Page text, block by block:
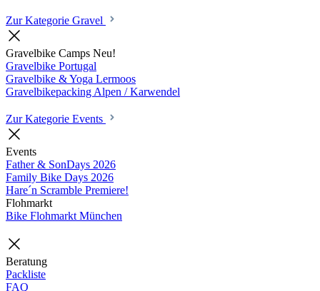
Zur Kategorie Gravel
Gravelbike Camps Neu!
Gravelbike Portugal
Gravelbike & Yoga Lermoos
Gravelbikepacking Alpen / Karwendel
Zur Kategorie Events
Events
Father & SonDays 2026
Family Bike Days 2026
Hare´n Scramble Premiere!
Flohmarkt
Bike Flohmarkt München
Beratung
Packliste
FAQ